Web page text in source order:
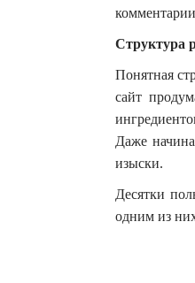
Структура
Понятная
сайт
Даже
изыски.
Десятки
одним из